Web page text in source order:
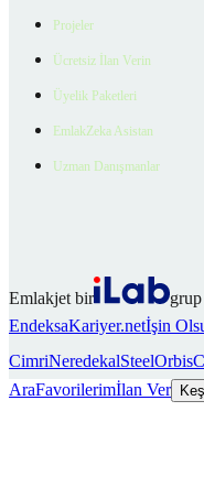
Projeler
Ücretsiz İlan Verin
Üyelik Paketleri
EmlakZeka Asistan
Uzman Danışmanlar
Emlakjet bir
EndeksaKariyer.netİşin
CimriNeredekalSteelOrbis
AraFavorilerimİlan Ver